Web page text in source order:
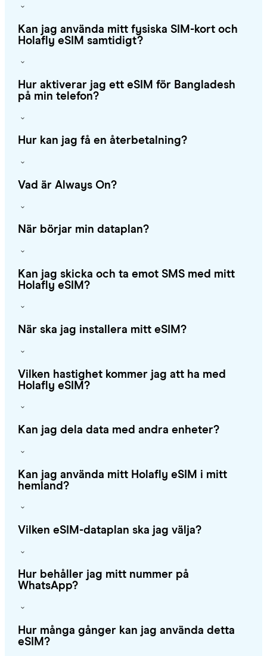
Kan jag använda mitt fysiska SIM-kort och
Holafly eSIM samtidigt?
Hur aktiverar jag ett eSIM för Bangladesh
på min telefon?
Hur kan jag få en återbetalning?
Vad är Always On?
När börjar min dataplan?
Kan jag skicka och ta emot SMS med mitt
Holafly eSIM?
När ska jag installera mitt eSIM?
Vilken hastighet kommer jag att ha med
Holafly eSIM?
Kan jag dela data med andra enheter?
Kan jag använda mitt Holafly eSIM i mitt
hemland?
Vilken eSIM-dataplan ska jag välja?
Hur behåller jag mitt nummer på
WhatsApp?
Hur många gånger kan jag använda detta
eSIM?